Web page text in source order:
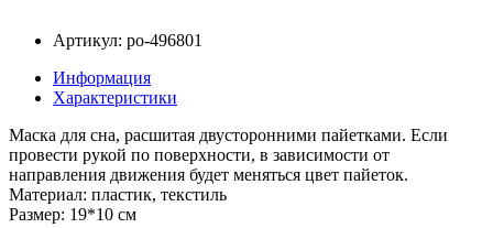
Артикул: po-496801
Информация
Характеристики
Маска для сна, расшитая двусторонними пайетками. Если
провести рукой по поверхности, в зависимости от
направления движения будет меняться цвет пайеток.
Материал: пластик, текстиль
Размер: 19*10 см